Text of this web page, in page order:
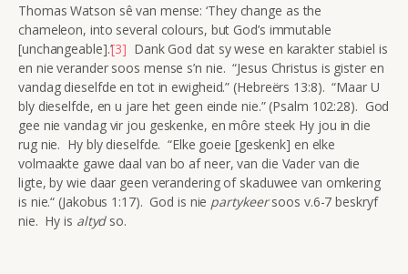
Thomas Watson sê van mense: ‘They change as the
chameleon, into several colours, but God’s immutable
[unchangeable].’[3] Dank God dat sy wese en karakter stabiel is
en nie verander soos mense s’n nie. “Jesus Christus is gister en
vandag dieselfde en tot in ewigheid.” (Hebreërs 13:8). “Maar U
bly dieselfde, en u jare het geen einde nie.” (Psalm 102:28). God
gee nie vandag vir jou geskenke, en môre steek Hy jou in die
rug nie. Hy bly dieselfde. “Elke goeie [geskenk] en elke
volmaakte gawe daal van bo af neer, van die Vader van die
ligte, by wie daar geen verandering of skaduwee van omkering
is nie.“ (Jakobus 1:17). God is nie partykeersoos v.6-7 beskryf
nie. Hy is altydso.